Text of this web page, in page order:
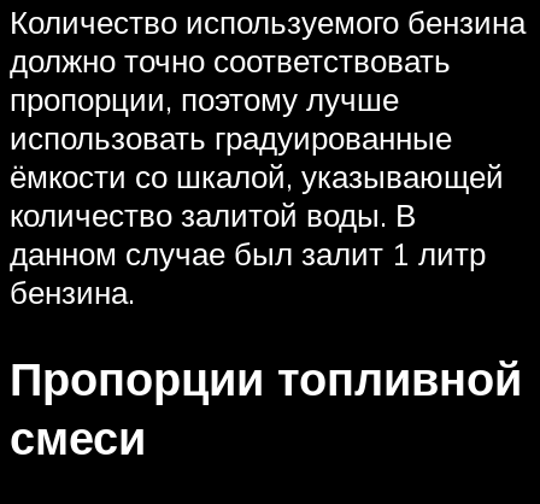
Количество используемого бензина
должно точно соответствовать
пропорции, поэтому лучше
использовать градуированные
ёмкости со шкалой, указывающей
количество залитой воды. В
данном случае был залит 1 литр
бензина.
Пропорции топливной
смеси